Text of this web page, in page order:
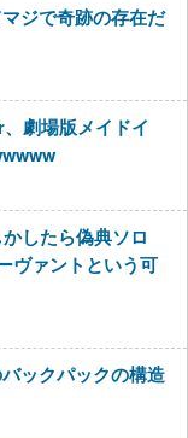
ジで奇跡の存在だ
劇場版メイドイ
したら偽典ソロ
ヴァントという可
ックパックの構造